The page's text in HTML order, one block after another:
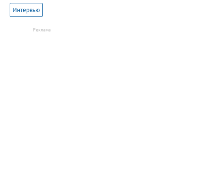
Интервью